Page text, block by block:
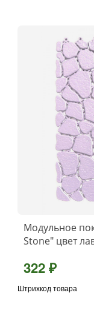
Модульное
Stone" цвет
322 ₽
Штрихкод товара